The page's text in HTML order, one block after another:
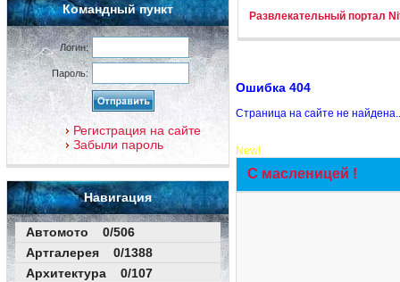
Командный пункт
Логин:
Пароль:
Регистрация на сайте
Забыли пароль
Навигация
Автомото 0/506
Артгалерея 0/1388
Архитектура 0/107
Развлекательный портал
Ошибка 404
Страница на сайте не
New!
С масленицей !